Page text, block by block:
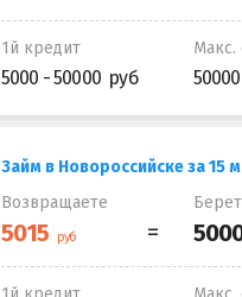
1й кредит
5000 - 50000
Макс.
50000
Займ в Новороссийске за 15
Возвращаете